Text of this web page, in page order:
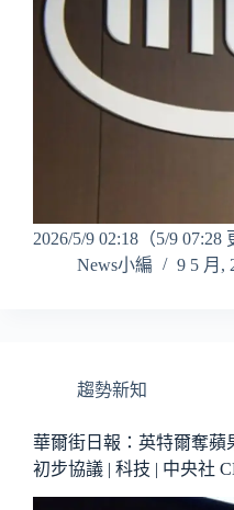
2026/5/9 02:18（5/9
News小編
9 5 月,
趨勢新知
華爾街日報：英特爾奪
初步協議 | 科技 | 中央社